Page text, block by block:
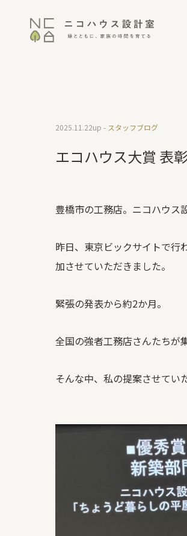
エコハウス大賞 表彰
2025.11.22up - スタッフブログ
豊橋市の工務店。ニコハウス
昨日、東京ビックサイトで行
加させていただきました。
緊張の発表から約2か月。
全国の強者工務店さんたちが
そんな中、私の提案させてい